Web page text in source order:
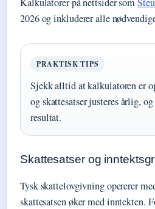
2026 og inkluderer alle
PRAKTISK TIPS
Sjekk alltid at kalkulatoren er
og skattesatser justeres årlig,
resultat.
Skattesatser og
Tysk skattelovgivning opererer
skattesatsen øker med inntekten.